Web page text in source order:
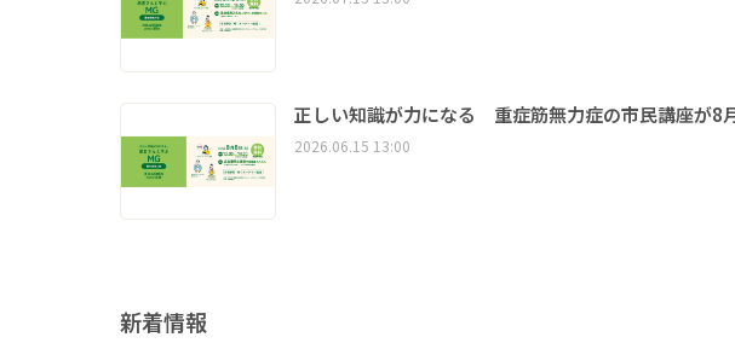
正しい知識が力になる 重症筋無力症の市民講座が8
2026.06.15 13:00
新着情報